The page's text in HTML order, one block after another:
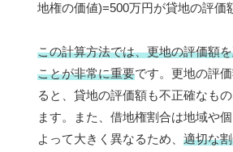
地権の価値)=500万円が貸地の評価
この計算方法では、更地の評価額
ことが非常に重要です。更地の評
ると、貸地の評価額も不正確なも
ます。また、借地権割合は地域や
よって大きく異なるため、 適切な